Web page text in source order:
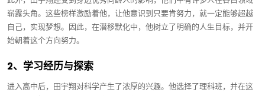
崭露头角。这些榜样激励着他，让他意识到只要肯努力，就一定能够超越
自己，实现梦想。因此，在潜移默化中，他树立了明确的人生目标，并开
始朝着这个方向努力。
2、学习经历与探索
进入高中后，田宇翔对科学产生了浓厚的兴趣。他选择了理科班，并在这